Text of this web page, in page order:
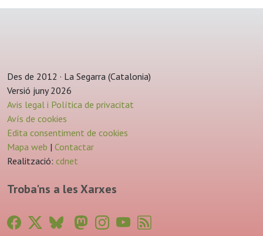
Des de 2012 · La Segarra (Catalonia)
Versió juny 2026
Avis legal i Política de privacitat
Avís de cookies
Edita consentiment de cookies
Mapa web | Contactar
Realització: cdnet
Troba'ns a les Xarxes